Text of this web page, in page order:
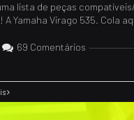
lista de peças
Yamaha Virago 535. Cola
69 Comentários